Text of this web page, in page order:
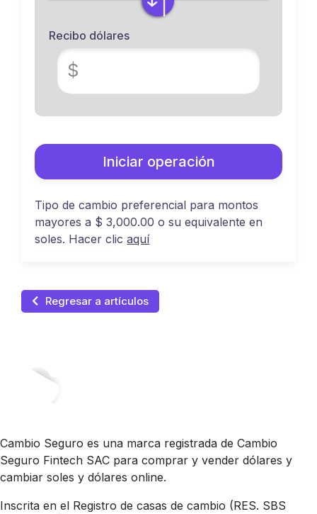
Recibo dólares
$
Iniciar operación
Tipo de cambio preferencial para montos
mayores a $ 3,000.00 o su equivalente en
soles. Hacer clicaquí
Regresar a artículos
Cambio Seguro es una marca registrada de Cambio
Seguro Fintech SAC para comprar y vender dólares y
cambiar soles y dólares online.
Inscrita en el Registro de casas de cambio (RES. SBS